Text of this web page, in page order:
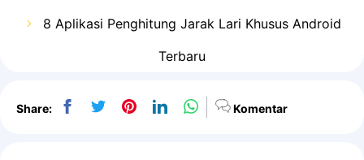
8 Aplikasi Penghitung Jarak Lari Khusus Android
Terbaru
Share: Komentar